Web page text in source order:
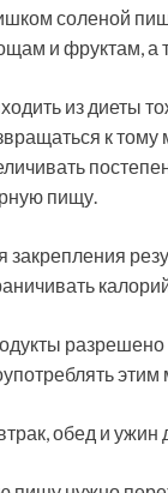
соленой
и фруктам, а
из диеты
к
пищу.
закрепления
разрешено
этим
обед и ужин